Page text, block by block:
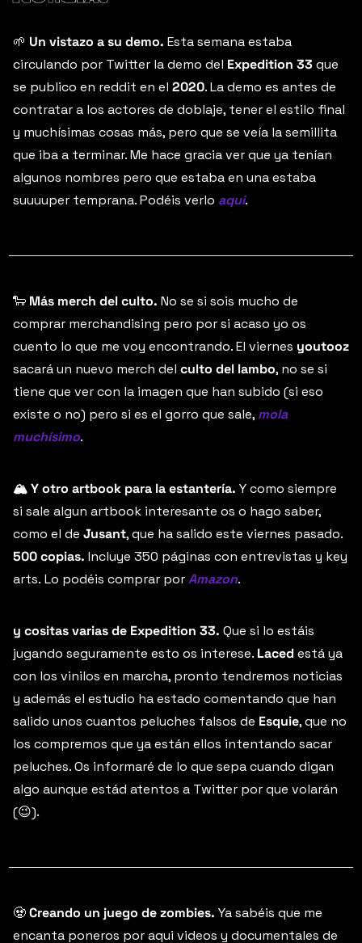
🌱 Un vistazo a su demo. Esta semana estaba
circulando por Twitter la demo del Expedition 33 que
se publico en reddit en el 2020. La demo es antes de
contratar a los actores de doblaje, tener el estilo final
y muchísimas cosas más, pero que se veía la semillita
que iba a terminar. Me hace gracia ver que ya tenían
algunos nombres pero que estaba en una estaba
suuuuper temprana. Podéis verlo aqui.
🐑 Más merch del culto. No se si sois mucho de
comprar merchandising pero por si acaso yo os
cuento lo que me voy encontrando. El viernes youtooz
sacará un nuevo merch del culto del lambo, no se si
tiene que ver con la imagen que han subido (si eso
existe o no) pero si es el gorro que sale, mola
muchísimo.
🏔️ Y otro artbook para la estantería. Y como siempre
si sale algun artbook interesante os o hago saber,
como el de Jusant
500 copias. Incluye 350 páginas con entrevistas y key
arts. Lo podéis comprar por Amazon.
y cositas varias de Expedition 33. Que si lo estáis
jugando seguramente esto os interese. Laced está ya
con los vinilos en marcha, pronto tendremos noticias
y además el estudio ha estado comentando que han
salido unos cuantos peluches falsos de Esquie, que no
los compremos que ya están ellos intentando sacar
peluches. Os informaré de lo que sepa cuando digan
algo aunque estád atentos a Twitter por que volarán
(😉).
🧟 Creando un juego de zombies. Ya sabéis que me
encanta poneros por aqui videos y documentales de